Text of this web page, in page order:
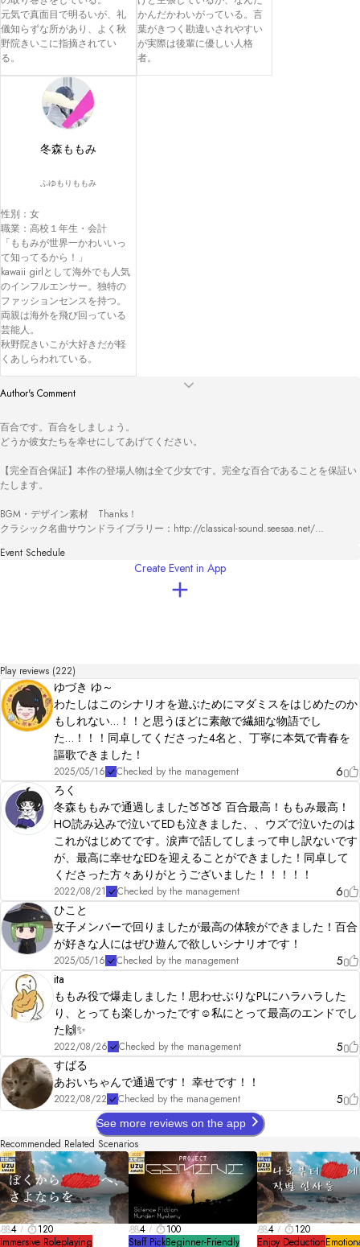
元気で真面目で明るいが、礼
儀知らずな所があり、よく秋
野院きいこに指摘されてい
る。
かんだかわいがっている。言
葉がきつく勘違いされやすい
が実際は後輩に優しい人格
者。
冬森ももみ
ふゆもりももみ
性別：女
職業：高校１年生・会計
「ももみが世界一かわいいっ
て知ってるから！」
kawaii girlとして海外でも人気
のインフルエンサー。独特の
ファッションセンスを持つ。
両親は海外を飛び回っている
芸能人。
秋野院きいこが大好きだが軽
くあしらわれている。
Author's Comment
百合です。百合をしましょう。
どうか彼女たちを幸せにしてあげてください。
【完全百合保証】本作の登場人物は全て少女です。完全な百合であることを保証い
たします。
BGM・デザイン素材　Thanks！
クラシック名曲サウンドライブラリー：http://classical-sound.seesaa.net/
皆様のご好評をいただいて、ウズ史上最速で有料化となりました。
プレイいただいた皆様、Bootcampメンターささわか師匠、Bootcamp企画の運営さん
https://himegotonosusume.booth.pm/items/4243308
2023/1/30追記
ウズアワード2022下半期３部門で受賞いたしました。応援の皆さんのおかげです。
ありがとうございます！
「ロールプレイを楽しみたい人」に最もおすすめしたいシナリオ部門大賞
「エモいストーリーが好きな人」に最もおすすめしたいシナリオ部門受賞
「かけひきが好きな人」に最もおすめしたいシナリオ部門受賞
2024/12/30追記
V2化しました！
Event Schedule
Create Event in App
Play reviews (222)
ゆづき ゆ～
わたしはこのシナリオを遊ぶためにマダミスをはじめたのか
もしれない…！！と思うほどに素敵で繊細な物語でし
た…！！！同卓してくださった4名と、丁寧に本気で青春を
謳歌できました！
2025/05/16 Checked by the management
6
ろく
冬森ももみで通過しました🍑🍑🍑 百合最高！ももみ最高！
HO読み込みで泣いてEDも泣きました、、ウズで泣いたのは
これがはじめてです。涙声で話してしまって申し訳ないです
が、最高に幸せなEDを迎えることができました！同卓して
くださった方々ありがとうございました！！！！！
2022/08/21 Checked by the management
6
ひこと
女子メンバーで回りましたが最高の体験ができました！百合
が好きな人にはぜひ遊んで欲しいシナリオです！
2025/05/16 Checked by the management
5
ita
ももみ役で爆走しました！思わせぶりなPLにハラハラした
り、とっても楽しかったです☺️私にとって最高のエンドでし
た🙌✨
2022/08/26 Checked by the management
5
すばる
あおいちゃんで通過です！ 幸せです！！
2022/08/22 Checked by the management 5
See more reviews on the app
Recommended Related Scenarios
4
120
Immersive Roleplaying
4
100
Staff PickBeginner-Friendly
4
120
Enjoy Deduction